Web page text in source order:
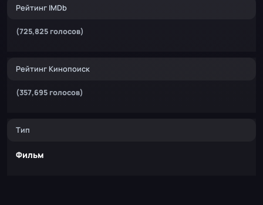
Рейтинг IMDb
(725,825 голосов)
Рейтинг Кинопоиск
(357,695 голосов)
Тип
Фильм